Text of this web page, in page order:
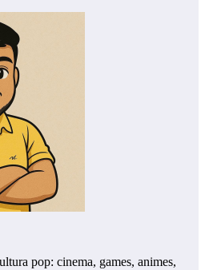
pop: cinema, games, animes,